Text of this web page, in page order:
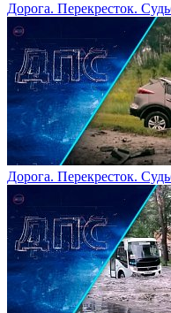
Дорога. Перекресток.
Дорога. Перекресток.